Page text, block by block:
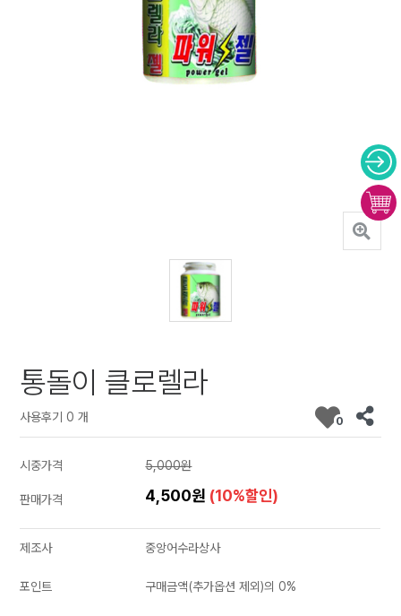
통돌이 클로렐라
사용후기 0 개 0
시중가격 5,000원
판매가격 4,500원 (10%할인)
제조사 중앙어수라상사
포인트 구매금액(추가옵션 제외)의 0%